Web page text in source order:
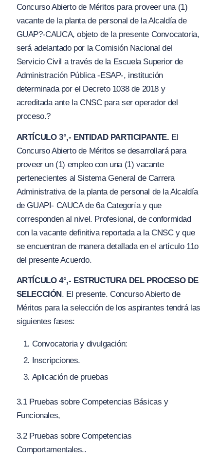
Concurso Abierto de Méritos para proveer una (1)
vacante de la planta de personal de la Alcaldía de
GUAP?-CAUCA, objeto de la presente Convocatoria,
será adelantado por la Comisión Nacional del
Servicio Civil a través de la Escuela Superior de
Administración Pública -ESAP-, institución
determinada por el Decreto 1038 de 2018 y
acreditada ante la CNSC para ser operador del
proceso.?
ARTÍCULO 3°,- ENTIDAD PARTICIPANTE. El
Concurso Abierto de Méritos se desarrollará para
proveer un (1) empleo con una (1) vacante
pertenecientes al Sistema General de Carrera
Administrativa de la planta de personal de la Alcaldía
de GUAPI- CAUCA de 6a Categoría y que
corresponden al nivel. Profesional, de conformidad
con la vacante definitiva reportada a la CNSC y que
se encuentran de manera detallada en el artículo 11o
del presente Acuerdo.
ARTÍCULO 4°,- ESTRUCTURA DEL PROCESO DE
SELECCIÓN. El presente. Concurso Abierto de
Méritos para la selección de los aspirantes tendrá las
siguientes fases:
Convocatoria y divulgación:
Inscripciones.
Aplicación de pruebas
3.1 Pruebas sobre Competencias Básicas y
Funcionales,
3.2 Pruebas sobre Competencias
Comportamentales..